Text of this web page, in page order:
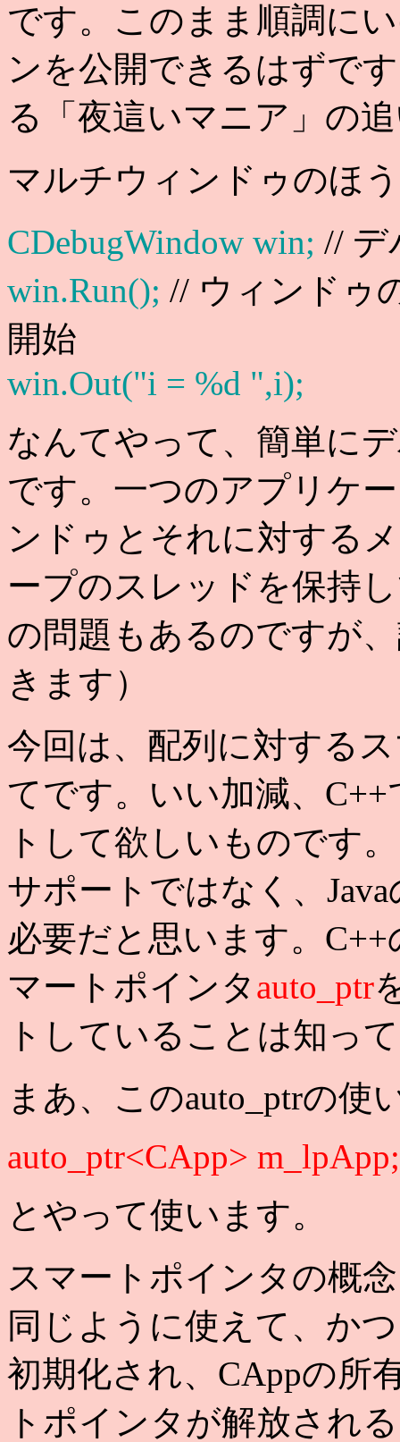
です。このまま順調に
ンを公開できるはずで
る「夜這いマニア」の
マルチウィンドゥのほ
CDebugWindow win; // デ
win.Run(); // ウィンドゥ
開始
win.Out("i = %d ",i);
なんてやって、簡単に
です。一つのアプリケ
ンドゥとそれに対する
ープのスレッドを保持
の問題もあるのですが
きます）
今回は、配列に対する
てです。いい加減、
トして欲しいものです
サポートではなく、
必要だと思います。
マートポインタauto_ptr
トしていることは知っ
まあ、このauto_ptrの使
auto_ptr<CApp> m_lpApp;
とやって使います。
スマートポインタの概
同じように使えて、か
初期化され、CAppの所
トポインタが解放され